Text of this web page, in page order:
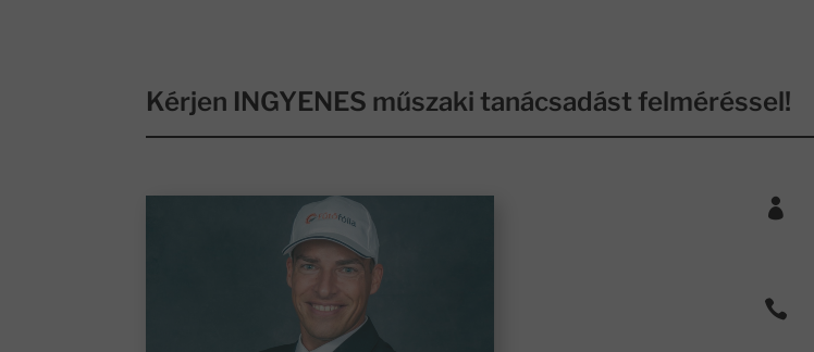
Kérjen INGYENES műszaki tanácsadást felméréssel!

